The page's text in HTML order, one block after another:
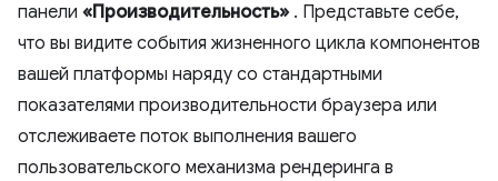
панели «Производительность» . Представьте себе,
что вы видите события жизненного цикла компонентов
вашей платформы наряду со стандартными
показателями производительности браузера или
отслеживаете поток выполнения вашего
пользовательского механизма рендеринга в